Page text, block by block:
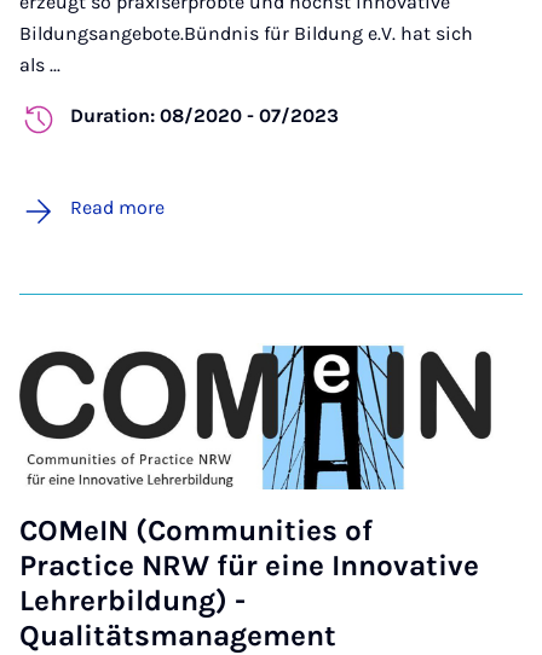
Bildungsangebote.Bündnis für Bildung e.V. hat sich
als ...
Duration: 08/2020 - 07/2023
Read more
COMeIN (Communities of
Practice NRW für eine Innovative
Lehrerbildung) -
Qualitätsmanagement